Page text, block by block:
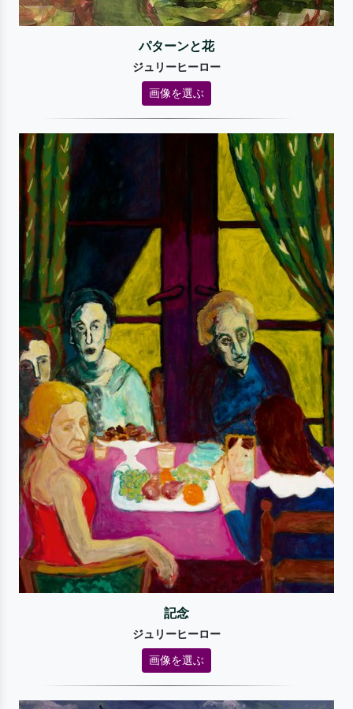
パターンと花
ジュリーヒーロー
画像を選ぶ
記念
ジュリーヒーロー
画像を選ぶ